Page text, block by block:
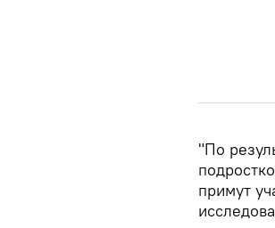
"По
примут